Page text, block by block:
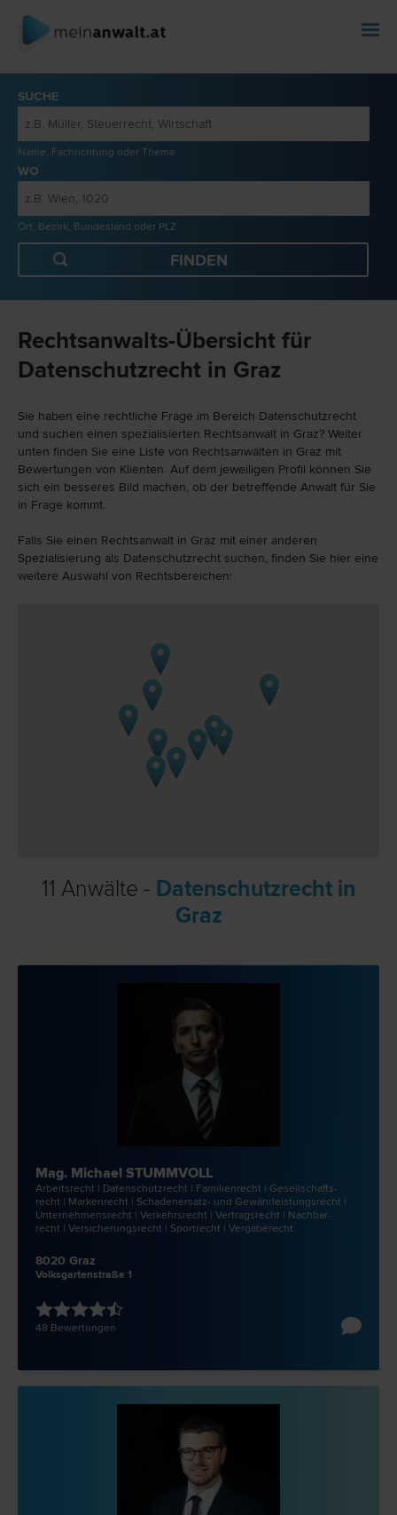
SUCHE
Name, Fachrichtung oder Thema
WO
Ort, Bezirk, Bundesland oder PLZ
Rechtsanwalts-Übersicht für
Datenschutzrecht in Graz
Sie haben eine rechtliche Frage im Bereich Datenschutzrecht
und suchen einen spezialisierten Rechtsanwalt in Graz? Weiter
unten finden Sie eine Liste von Rechtsanwälten in Graz mit
Bewertungen von Klienten. Auf dem jeweiligen Profil können Sie
sich ein besseres Bild machen, ob der betreffende Anwalt für Sie
in Frage kommt.
Falls Sie einen Rechtsanwalt in Graz mit einer anderen
Spezialisierung als Datenschutzrecht suchen, finden Sie hier eine
weitere Auswahl von Rechtsbereichen:
11 Anwälte - Datenschutzrecht in
Graz
Mag. Michael STUMMVOLL
Arbeits­recht | Datenschutz­recht | Familien­recht | Gesellschafts­
recht | Marken­recht | Schadenersatz- und Gewährleistungs­recht |
Unternehmens­recht | Verkehrs­recht | Vertrags­recht | Nachbar­
recht | Versicherungs­recht | Sport­recht | Vergabe­recht
8020 Graz
Volksgartenstraße 1
48 Bewertungen